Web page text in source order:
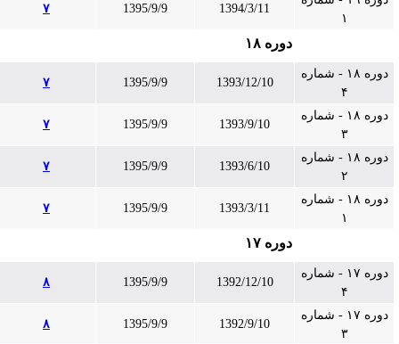
1394/3/11
1395/9/9
دوره ۱۸
دوره ۱۸ - شماره
1393/12/10
1395/9/9
دوره ۱۸ - شماره
1393/9/10
1395/9/9
دوره ۱۸ - شماره
1393/6/10
1395/9/9
دوره ۱۸ - شماره
1393/3/11
1395/9/9
دوره ۱۷
دوره ۱۷ - شماره
1392/12/10
1395/9/9
دوره ۱۷ - شماره
1392/9/10
1395/9/9